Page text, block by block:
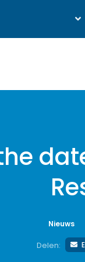
Nieuws
Delen: